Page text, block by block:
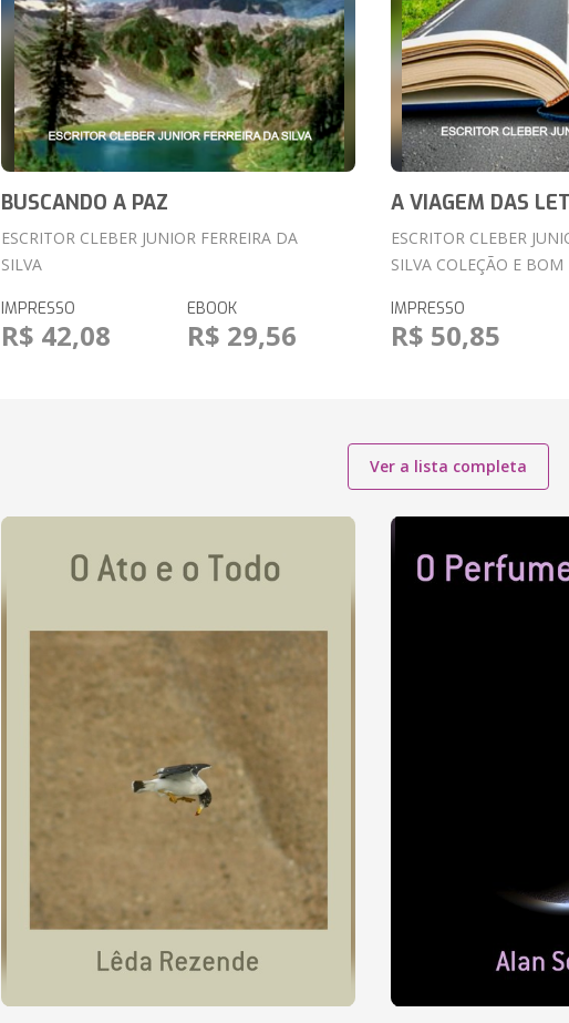
BUSCANDO A PAZ
ESCRITOR CLEBER JUNIOR FERREIRA DA
SILVA
IMPRESSO
R$ 42,08
EBOOK
R$ 29,56
A VIAGEM DAS
ESCRITOR CLEBER
SILVA COLEÇÃO E BOM
IMPRESSO
R$ 50,85
Ver a lista completa